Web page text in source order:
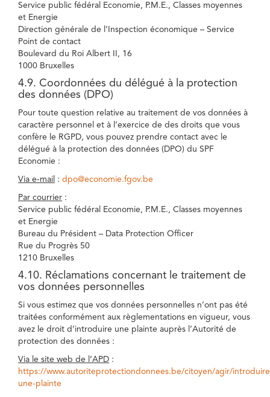
Service public fédéral Economie, P.M.E., Classes moyennes
et Energie
Direction générale de l’Inspection économique – Service
Point de contact
Boulevard du Roi Albert II, 16
1000 Bruxelles
4.9. Coordonnées du délégué à la protection
des données (DPO)
Pour toute question relative au traitement de vos données à
caractère personnel et à l’exercice de des droits que vous
confère le RGPD, vous pouvez prendre contact avec le
délégué à la protection des données (DPO) du SPF
Economie :
Via e-mail : dpo@economie.fgov.be
Par courrier :
Service public fédéral Economie, P.M.E., Classes moyennes
et Energie
Bureau du Président – Data Protection Officer
Rue du Progrès 50
1210 Bruxelles
4.10. Réclamations concernant le traitement de
vos données personnelles
Si vous estimez que vos données personnelles n’ont pas été
traitées conformément aux règlementations en vigueur, vous
avez le droit d’introduire une plainte auprès l’Autorité de
protection des données :
Via le site web de l’APD :
https://www.autoriteprotectiondonnees.be/citoyen/agir/
une-plainte